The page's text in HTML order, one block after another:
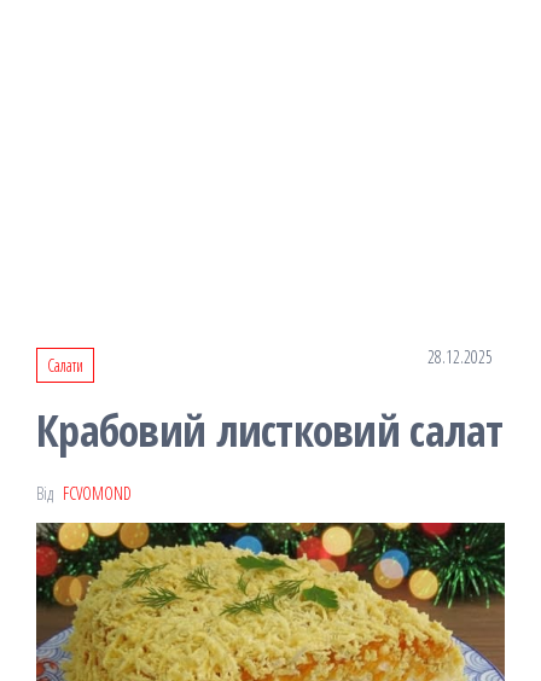
Салати 28.12.2025
Крабовий листковий салат
Від FCVOMOND